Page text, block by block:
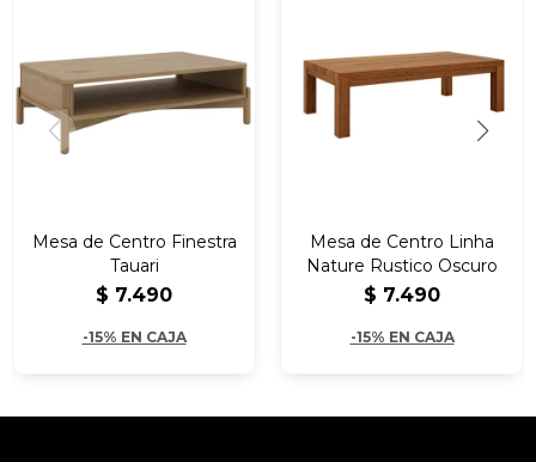
Mesa de Centro Finestra
Tauari
$ 7.490
-15% EN CAJA
Mesa de Centro Linha
Nature Rustico Oscuro
$ 7.490
-15% EN CAJA